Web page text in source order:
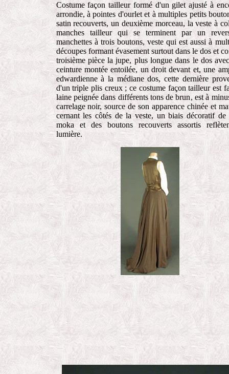
Costume façon tailleur formé d'un gilet ajusté à
arrondie, à pointes d'ourlet et à multiples petits
satin recouverts, un deuxième morceau, la veste à
manches tailleur qui se terminent par un
manchettes à trois boutons, veste qui est aussi à
découpes formant évasement surtout dans le dos et
troisième pièce la jupe, plus longue dans le dos
ceinture montée entoilée, un droit devant et, une
edwardienne à la médiane dos, cette dernière
d'un triple plis creux ; ce costume façon tailleur est
laine peignée dans différents tons de brun, est à
carrelage noir, source de son apparence chinée et
cernant les côtés de la veste, un biais décoratif de
moka et des boutons recouverts assortis
lumière.